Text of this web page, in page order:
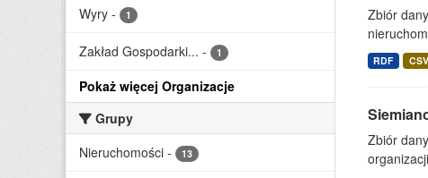
Wyry - 1
Zakład Gospodarki... - 1
Pokaż więcej Organizacje
Grupy
Nieruchomości - 13
Zbiór
RDF CSV
Zbiór